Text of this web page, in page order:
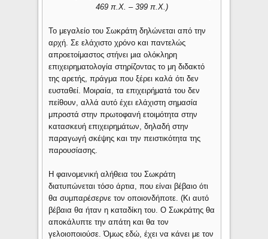
469 π.Χ. – 399 π.Χ.)
Το μεγαλείο του Σωκράτη δηλώνεται από την
αρχή. Σε ελάχιστο χρόνο και παντελώς
απροετοίμαστος στήνει μια ολόκληρη
επιχειρηματολογία στηρίζοντας το μη διδακτό
της αρετής, πράγμα που ξέρει καλά ότι δεν
ευσταθεί. Μοιραία, τα επιχειρήματά του δεν
πείθουν, αλλά αυτό έχει ελάχιστη σημασία
μπροστά στην πρωτοφανή ετοιμότητα στην
κατασκευή επιχειρημάτων, δηλαδή στην
παραγωγή σκέψης και την πειστικότητα της
παρουσίασης.
Η φαινομενική αλήθεια του Σωκράτη
διατυπώνεται τόσο άρτια, που είναι βέβαιο ότι
θα συμπαρέσερνε τον οποιονδήποτε. (Κι αυτό
βέβαια θα ήταν η καταδίκη του. Ο Σωκράτης θα
αποκάλυπτε την απάτη και θα τον
γελοιοποιούσε. Όμως εδώ, έχει να κάνει με τον